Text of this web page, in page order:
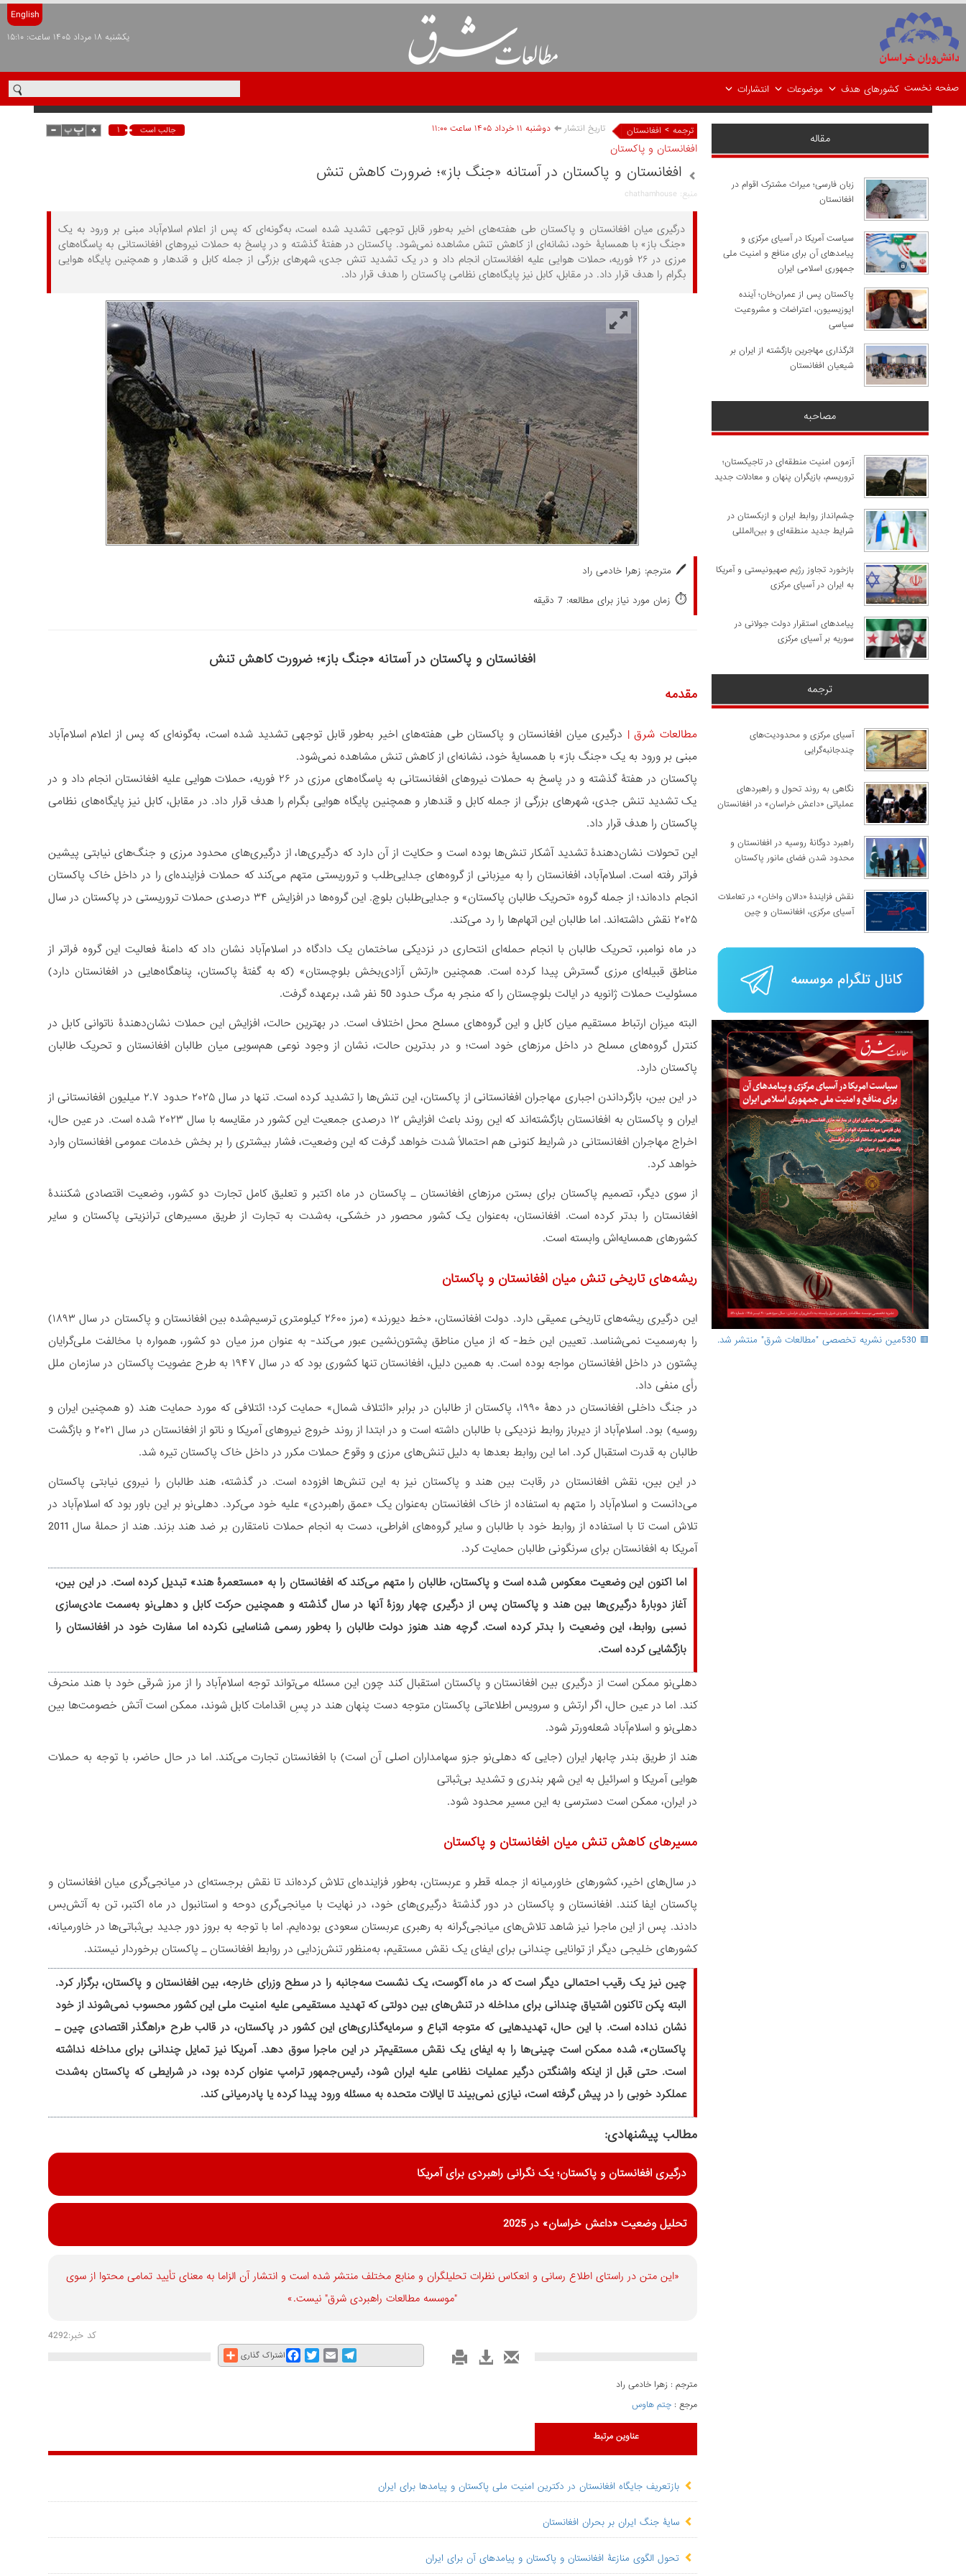
English
يکشنبه ۱۸ مرداد ۱۴۰۵ ساعت: ۱۵:۱۰
صفحه نخست کشورهای هدف موضوعات انتشارات
ترجمه > افغانستان تاریخ انتشار دوشنبه ۱۱ خرداد ۱۴۰۵ ساعت ۱۱:۰۰ جالب است ۱
افغانستان و پاکستان
افغانستان و پاکستان در آستانه «جنگ باز»؛ ضرورت کاهش تنش
منبع: chathamhouse
درگیری میان افغانستان و پاکستان طی هفته‌های اخیر به‌طور قابل توجهی تشدید شده است، به‌گونه‌ای که پس از اعلام اسلام‌آباد مبنی بر ورود به یک
«جنگ باز» با همسایۀ خود، نشانه‌ای از کاهش تنش مشاهده نمی‌شود. پاکستان در هفتۀ گذشته و در پاسخ به حملات نیروهای افغانستانی به پاسگاه‌های
مرزی در ۲۶ فوریه، حملات هوایی علیه افغانستان انجام داد و در یک تشدید تنش جدی، شهرهای بزرگی از جمله کابل و قندهار و همچنین پایگاه هوایی
بگرام را هدف قرار داد. در مقابل، کابل نیز پایگاه‌های نظامی پاکستان را هدف قرار داد.
🖊️ مترجم: زهرا خادمی راد
⏱️ زمان مورد نیاز برای مطالعه: 7 دقیقه
افغانستان و پاکستان در آستانه «جنگ باز»؛ ضرورت کاهش تنش
مقدمه
مطالعات شرق| درگیری میان افغانستان و پاکستان طی هفته‌های اخیر به‌طور قابل توجهی تشدید شده است، به‌گونه‌ای که پس از اعلام اسلام‌آباد
مبنی بر ورود به یک «جنگ باز» با همسایۀ خود، نشانه‌ای از کاهش تنش مشاهده نمی‌شود.
پاکستان در هفتۀ گذشته و در پاسخ به حملات نیروهای افغانستانی به پاسگاه‌های مرزی در ۲۶ فوریه، حملات هوایی علیه افغانستان انجام داد و در
یک تشدید تنش جدی، شهرهای بزرگی از جمله کابل و قندهار و همچنین پایگاه هوایی بگرام را هدف قرار داد. در مقابل، کابل نیز پایگاه‌های نظامی
پاکستان را هدف قرار داد.
این تحولات نشان‌دهندۀ تشدید آشکار تنش‌ها بوده است و حکایت از آن دارد که درگیری‌ها، از درگیری‌های محدود مرزی و جنگ‌های نیابتی پیشین
فراتر رفته است. اسلام‌آباد، افغانستان را به میزبانی از گروه‌های جدایی‌طلب و تروریستی متهم می‌کند که حملات فزاینده‌ای را در داخل خاک پاکستان
انجام داده‌اند؛ از جمله گروه «تحریک طالبان پاکستان» و جدایی‌طلبان بلوچ. این گروه‌ها در افزایش ۳۴ درصدی حملات تروریستی در پاکستان در سال
۲۰۲۵ نقش داشته‌اند. اما طالبان این اتهام‌ها را رد می‌کند.
در ماه نوامبر، تحریک طالبان با انجام حمله‌ای انتحاری‌ در نزدیکی ساختمان یک دادگاه در اسلام‌آباد نشان داد که دامنۀ فعالیت این گروه فراتر از
مناطق قبیله‌ای مرزی گسترش پیدا کرده است. همچنین «ارتش آزادی‌بخش بلوچستان» (که به گفتۀ پاکستان، پناهگاه‌هایی در افغانستان دارد)
مسئولیت حملات ژانویه در ایالت بلوچستان را که منجر به مرگ حدود 50 نفر شد، برعهده گرفت.
البته میزان ارتباط مستقیم میان کابل و این گروه‌های مسلح محل اختلاف است. در بهترین حالت، افزایش این حملات نشان‌دهندۀ ناتوانی کابل در
کنترل گروه‌های مسلح در داخل مرزهای خود است؛ و در بدترین حالت، نشان از وجود نوعی هم‌سویی میان طالبان افغانستان و تحریک طالبان
پاکستان دارد.
در این بین، بازگرداندن اجباری مهاجران افغانستانی از پاکستان، این تنش‌ها را تشدید کرده است. تنها در سال ۲۰۲۵ حدود ۲.۷ میلیون افغانستانی از
ایران و پاکستان به افغانستان بازگشته‌اند که این روند باعث افزایش ۱۲ درصدی جمعیت این کشور در مقایسه با سال ۲۰۲۳ شده است. در عین حال،
اخراج مهاجران افغانستانی در شرایط کنونی هم احتمالاً شدت خواهد گرفت که این وضعیت، فشار بیشتری را بر بخش خدمات عمومی افغانستان وارد
خواهد کرد.
از سوی دیگر، تصمیم پاکستان برای بستن مرزهای افغانستان ـ پاکستان در ماه اکتبر و تعلیق کامل تجارت دو کشور، وضعیت اقتصادی شکنندۀ
افغانستان را بدتر کرده است. افغانستان، به‌عنوان یک کشور محصور در خشکی، به‌شدت به تجارت از طریق مسیرهای ترانزیتی پاکستان و سایر
کشورهای همسایه‌اش وابسته است.
ریشه‌های تاریخی تنش میان افغانستان و پاکستان
این درگیری ریشه‌های تاریخی عمیقی دارد. دولت افغانستان، «خط دیورند» (مرز ۲۶۰۰ کیلومتری ترسیم‌شده بین افغانستان و پاکستان در سال ۱۸۹۳)
را به‌رسمیت نمی‌شناسد. تعیین این خط- که از میان مناطق پشتون‌نشین عبور می‌کند- به عنوان مرز میان دو کشور، همواره با مخالفت ملی‌گرایان
پشتون در داخل افغانستان مواجه بوده است. به همین دلیل، افغانستان تنها کشوری بود که در سال ۱۹۴۷ به طرح عضویت پاکستان در سازمان ملل
رأی منفی داد.
در جنگ داخلی افغانستان در دهۀ ۱۹۹۰، پاکستان از طالبان در برابر «ائتلاف شمال» حمایت کرد؛ ائتلافی که مورد حمایت هند (و همچنین ایران و
روسیه) بود. اسلام‌آباد از دیرباز روابط نزدیکی با طالبان داشته است و در ابتدا از روند خروج نیروهای آمریکا و ناتو از افغانستان در سال ۲۰۲۱ و بازگشت
طالبان به قدرت استقبال کرد. اما این روابط بعدها به دلیل تنش‌های مرزی و وقوع حملات مکرر در داخل خاک پاکستان تیره شد.
در این بین، نقش افغانستان در رقابت بین هند و پاکستان نیز به این تنش‌ها افزوده است. در گذشته، هند طالبان را نیروی نیابتی پاکستان
می‌دانست و اسلام‌آباد را متهم به استفاده از خاک افغانستان به‌عنوان یک «عمق راهبردی» علیه خود می‌کرد. دهلی‌نو بر این باور بود که اسلام‌آباد در
تلاش است تا با استفاده از روابط خود با طالبان و سایر گروه‌های افراطی، دست به انجام حملات نامتقارن بر ضد هند بزند. هند از حملۀ سال 2011
آمریکا به افغانستان برای سرنگونی طالبان حمایت کرد.
اما اکنون این وضعیت معکوس شده است و پاکستان، طالبان را متهم می‌کند که افغانستان را به «مستعمرۀ هند» تبدیل کرده است. در این بین،
آغاز دوبارۀ درگیری‌ها بین هند و پاکستان پس از درگیری چهار روزۀ آنها در سال گذشته و همچنین حرکت کابل و دهلی‌نو به‌سمت عادی‌سازی
نسبی روابط، این وضعیت را بدتر کرده است. گرچه هند هنوز دولت طالبان را به‌طور رسمی شناسایی نکرده اما سفارت خود در افغانستان را
بازگشایی کرده است.
دهلی‌نو ممکن است از درگیری بین افغانستان و پاکستان استقبال کند چون این مسئله می‌تواند توجه اسلام‌آباد را از مرز شرقی خود با هند منحرف
کند. اما در عین حال، اگر ارتش و سرویس اطلاعاتی پاکستان متوجه دست پنهان هند در پسِ اقدامات کابل شوند، ممکن است آتش خصومت‌ها بین
دهلی‌نو و اسلام‌آباد شعله‌ورتر شود.
هند از طریق بندر چابهار ایران (جایی که دهلی‌نو جزو سهامداران اصلی آن است) با افغانستان تجارت می‌کند. اما در حال حاضر، با توجه به حملات
هوایی آمریکا و اسرائیل به این شهر بندری و تشدید بی‌ثباتی
در ایران، ممکن است دسترسی به این مسیر محدود شود.
مسیرهای کاهش تنش میان افغانستان و پاکستان
در سال‌های اخیر، کشورهای خاورمیانه از جمله قطر و عربستان، به‌طور فزاینده‌ای تلاش کرده‌اند تا نقش برجسته‌ای در میانجی‌گری میان افغانستان و
پاکستان ایفا کنند. افغانستان و پاکستان در دور گذشتۀ درگیری‌های خود، در نهایت با میانجی‌گری دوحه و استانبول در ماه اکتبر، تن به آتش‌بس
دادند. پس از این ماجرا نیز شاهد تلاش‌های میانجی‌گرانه به رهبری عربستان سعودی بوده‌ایم. اما با توجه به بروز دور جدید بی‌ثباتی‌ها در خاورمیانه،
کشورهای خلیجی دیگر از توانایی چندانی برای ایفای یک نقش مستقیم، به‌منظور تنش‌زدایی در روابط افغانستان ـ پاکستان برخوردار نیستند.
چین نیز یک رقیب احتمالی دیگر است که در ماه آگوست، یک نشست سه‌جانبه را در سطح وزرای خارجه، بین افغانستان و پاکستان، برگزار کرد.
البته پکن تاکنون اشتیاق چندانی برای مداخله در تنش‌های بین دولتی که تهدید مستقیمی علیه امنیت ملی این کشور محسوب نمی‌شوند از خود
نشان نداده است. با این حال، تهدیدهایی که متوجه اتباع و سرمایه‌گذاری‌های این کشور در پاکستان، در قالب طرح «راهگذر اقتصادی چین ـ
پاکستان»، شده ممکن است چینی‌ها را به ایفای یک نقش مستقیم‌تر در این ماجرا سوق دهد. آمریکا نیز تمایل چندانی برای مداخله نداشته
است. حتی قبل از اینکه واشنگتن درگیر عملیات نظامی علیه ایران شود، رئیس‌جمهور ترامپ عنوان کرده بود، در شرایطی که پاکستان به‌شدت
عملکرد خوبی را در پیش گرفته است، نیازی نمی‌بیند تا ایالات متحده به مسئله ورود پیدا کرده یا پادرمیانی کند.
مطالب پیشنهادی:
درگیری افغانستان و پاکستان؛ یک نگرانی راهبردی برای آمریکا
تحلیل وضعیت «داعش خراسان» در 2025
«این متن در راستای اطلاع رسانی و انعكاس نظرات تحليلگران و منابع مختلف منتشر شده است و انتشار آن الزاما به معنای تأیید تمامی محتوا از سوی
"موسسه مطالعات راهبردی شرق" نیست.»
کد خبر:4292
Share اشتراک گذاری
FacebookTwitterEmail
Telegram
مترجم : زهرا خادمی راد
مرجع :چتم هاوس
عناوین مرتبط
بازتعریف جایگاه افغانستان در دکترین امنیت ملی پاکستان و پیامدها برای ایران
سایۀ جنگ ایران بر بحران افغانستان
تحول الگوی منازعۀ افغانستان و پاکستان و پیامدهای آن برای ایران
مقاله
زبان فارسی؛ میراث مشترک اقوام در
افغانستان
سیاست آمریکا در آسیای مرکزی و
پیامدهای آن برای منافع و امنیت ملی
جمهوری اسلامی ایران
پاکستان پس از عمران‌خان؛ آینده
اپوزیسیون، اعتراضات و مشروعیت
سیاسی
اثرگذاری مهاجرین بازگشته از ایران بر
شیعیان افغانستان
مصاحبه
آزمون امنیت منطقه‌ای در تاجیکستان؛
تروریسم، بازیگران پنهان و معادلات جدید
چشم‌انداز روابط ایران و ازبکستان در
شرایط جدید منطقه‌ای و بین‌المللی
​بازخورد تجاوز رژیم صهیونیستی و آمریکا
به ایران در آسیای مرکزی
پیامدهای استقرار دولت جولانی در
سوریه بر آسیای مرکزی
ترجمه
آسیای مرکزی و محدودیت‌های
چندجانبه‌گرایی
نگاهی به روند تحول و راهبردهای
عملیاتی «داعش خراسان» در افغانستان
راهبرد دوگانۀ روسیه در افغانستان و
محدود شدن فضای مانور پاکستان
نقش فزایندۀ «دالان واخان» در تعاملات
آسیای مرکزی، افغانستان و چین
🟥 530مین نشریه تخصصی "مطالعات شرق" منتشر شد.